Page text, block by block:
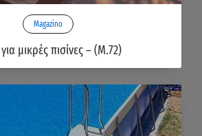
Magazino
για μικρές πισίνες – (Μ.72)